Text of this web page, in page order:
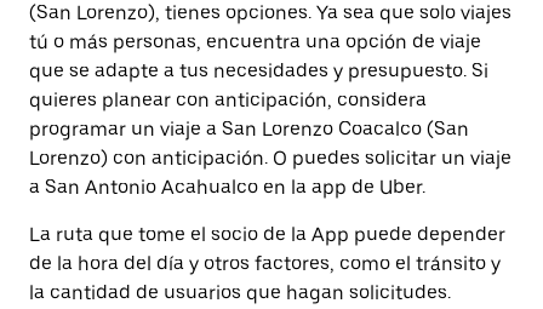
(San Lorenzo), tienes opciones. Ya sea que solo viajes
tú o más personas, encuentra una opción de viaje
que se adapte a tus necesidades y presupuesto. Si
quieres planear con anticipación, considera
programar un viaje a San Lorenzo Coacalco (San
Lorenzo) con anticipación. O puedes solicitar un viaje
a San Antonio Acahualco en la app de Uber.
La ruta que tome el socio de la App puede depender
de la hora del día y otros factores, como el tránsito y
la cantidad de usuarios que hagan solicitudes.